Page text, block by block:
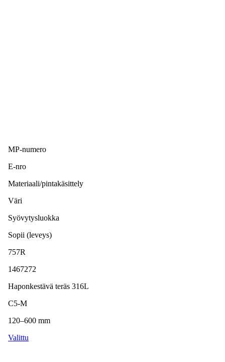
MP-numero
E-nro
Materiaali/pintakäsittely
Väri
Syövytysluokka
Sopii (leveys)
757R
1467272
Haponkestävä teräs 316L
C5-M
120–600 mm
Valittu